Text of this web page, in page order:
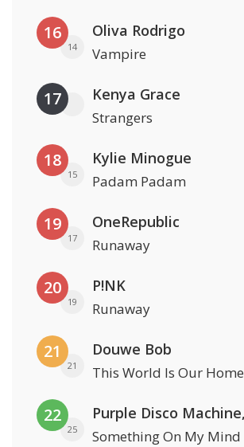
16
14
Oliva Rodrigo
Vampire
17 Kenya Grace
Strangers
18
15
Kylie Minogue
Padam Padam
19
17
OneRepublic
Runaway
20
19
P!NK
Runaway
21
21
Douwe Bob
This World Is Our Home
22
25 Something On My Mind